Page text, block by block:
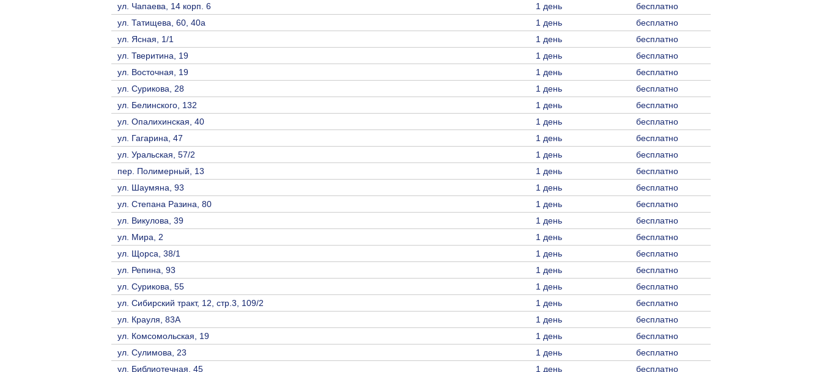
ул. Чапаева, 14 корп. 6
1 день
бесплатно
ул. Татищева, 60, 40а
1 день
бесплатно
ул. Ясная, 1/1
1 день
бесплатно
ул. Тверитина, 19
1 день
бесплатно
ул. Восточная, 19
1 день
бесплатно
ул. Сурикова, 28
1 день
бесплатно
ул. Белинского, 132
1 день
бесплатно
ул. Опалихинская, 40
1 день
бесплатно
ул. Гагарина, 47
1 день
бесплатно
ул. Уральская, 57/2
1 день
бесплатно
пер. Полимерный, 13
1 день
бесплатно
ул. Шаумяна, 93
1 день
бесплатно
ул. Степана Разина, 80
1 день
бесплатно
ул. Викулова, 39
1 день
бесплатно
ул. Мира, 2
1 день
бесплатно
ул. Щорса, 38/1
1 день
бесплатно
ул. Репина, 93
1 день
бесплатно
ул. Сурикова, 55
1 день
бесплатно
ул. Сибирский тракт, 12, стр.3, 109/2
1 день
бесплатно
ул. Крауля, 83А
1 день
бесплатно
ул. Комсомольская, 19
1 день
бесплатно
ул. Сулимова, 23
1 день
бесплатно
ул. Библиотечная, 45
1 день
бесплатно